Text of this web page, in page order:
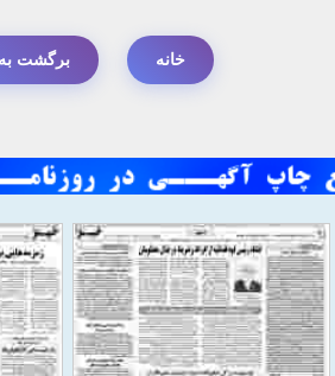
خانه برگشت